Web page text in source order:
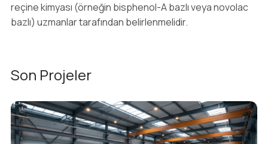
reçine kimyası (örneğin bisphenol-A bazlı veya novolac
bazlı) uzmanlar tarafından belirlenmelidir.
Son Projeler